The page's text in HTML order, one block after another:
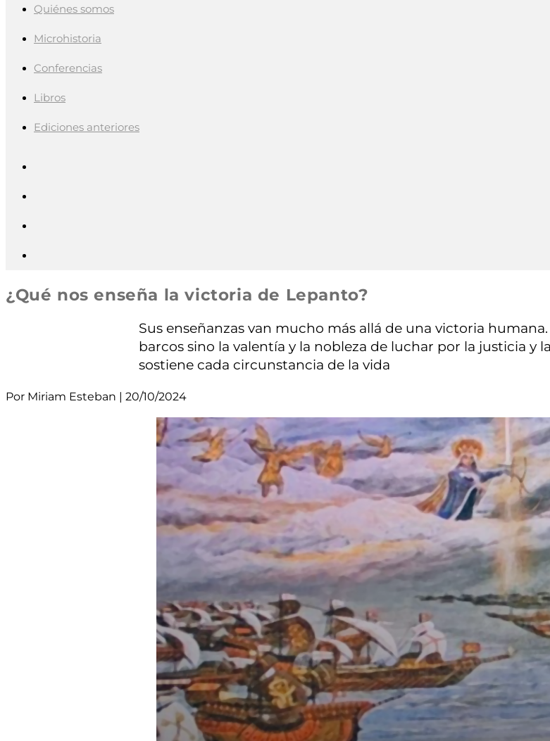
Quiénes somos
Microhistoria
Conferencias
Libros
Ediciones anteriores
¿Qué nos enseña la victoria de Lepanto?
Sus enseñanzas van mucho más allá de una victoria
barcos sino la valentía y la nobleza de luchar por la justicia y
sostiene cada circunstancia de la vida
Por Miriam Esteban | 20/10/2024